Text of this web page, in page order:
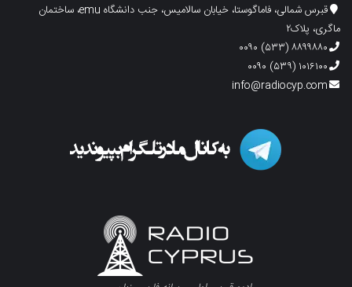
قبرس شمالی، فاماگوستا، خیابان سالامیس، جنب دانشگاه emu، ساختمان
ماگری، پلاک۲
۸۸۹۹۸۸۰ (۵۳۳) ۰۰۹۰
۱۰۱۶۱۰۰ (۵۳۹) ۰۰۹۰
info@radiocyp.com